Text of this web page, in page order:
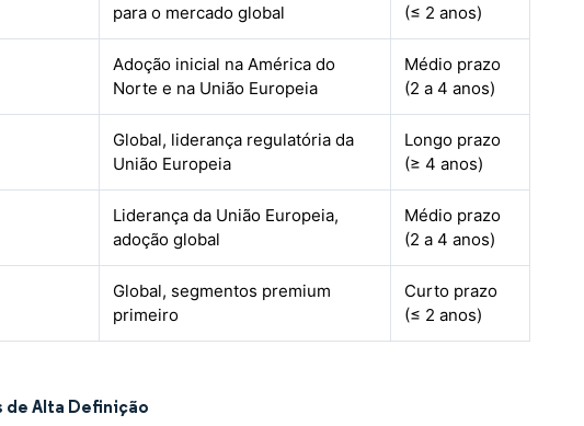
para o mercado global
(≤ 2 anos)
Adoção inicial na América do
Norte e na União Europeia
Médio prazo
(2 a 4 anos)
Global, liderança regulatória da
União Europeia
Longo prazo
(≥ 4 anos)
Liderança da União Europeia,
adoção global
Médio prazo
(2 a 4 anos)
Global, segmentos premium
primeiro
Curto prazo
(≤ 2 anos)
de Alta Definição